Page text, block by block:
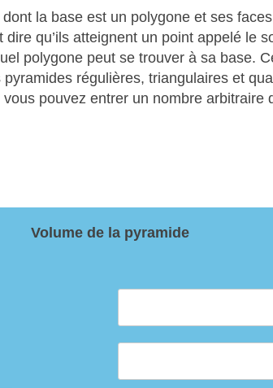
la base est un polygone et ses
qu’ils atteignent un point appelé le
polygone peut se trouver à sa base.
régulières, triangulaires et
pouvez entrer un nombre arbitraire
Volume de la pyramide